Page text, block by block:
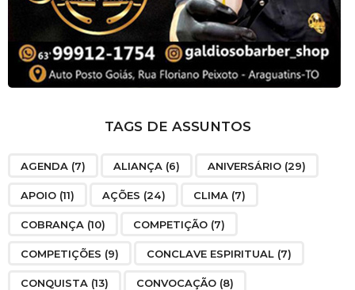
TAGS DE ASSUNTOS
AGENDA (7) ALIANÇA (6) ANIVERSÁRIO (29)
APOIO (11) AÇÕES (24) CLIMA (7)
COBRANÇA (10) COMPETIÇÃO (7)
COMPETIÇÕES (9) CONCLAVE ESPIRITUAL (7)
CONQUISTA (13) CONVOCAÇÃO (8)